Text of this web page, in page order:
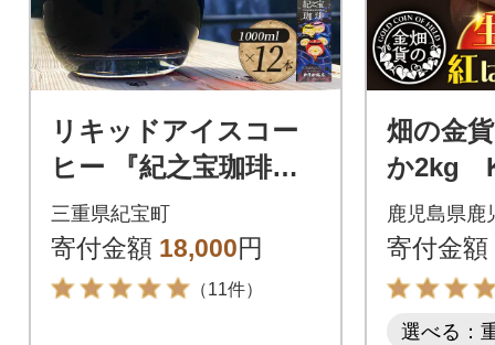
リキッドアイスコー
ヒー 『紀之宝珈琲』 1
L×12本【knkc200A】
三重県紀宝町
寄付金額 18,000円
（11件）
畑の金
か2kg
鹿児島県鹿
寄付金額
選べる：